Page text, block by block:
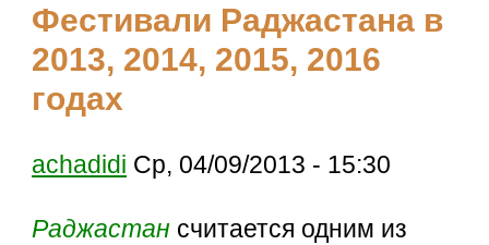
Фестивали Раджастана в
2013, 2014, 2015, 2016
годах
achadidi Ср, 04/09/2013 - 15:30
Раджастан считается одним из